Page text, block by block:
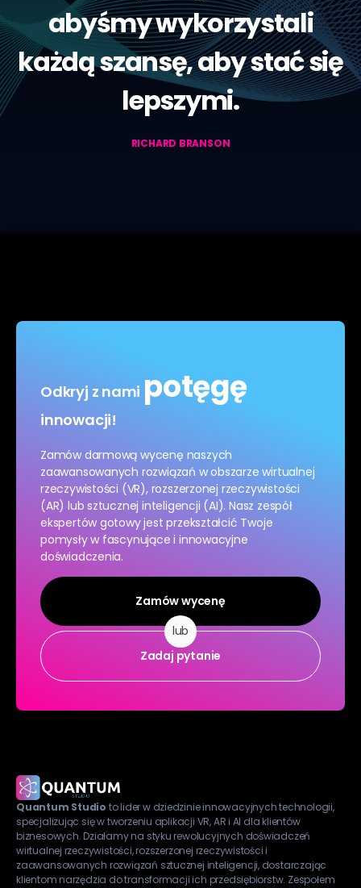
abyśmy wykorzystali
każdą szansę, aby stać się
lepszymi.
RICHARD BRANSON
Odkryj z nami potęgę
innowacji!
Zamów darmową wycenę naszych
zaawansowanych rozwiązań w obszarze wirtualnej
rzeczywistości (VR), rozszerzonej rzeczywistości
(AR) lub sztucznej inteligencji (AI). Nasz zespół
ekspertów gotowy jest przekształcić Twoje
pomysły w fascynujące i innowacyjne
doświadczenia.
Zamów wycenę
lub
Zadaj pytanie
Quantum Studio to lider w dziedzinie innowacyjnych technologii,
specjalizując się w tworzeniu aplikacji VR, AR i AI dla klientów
biznesowych. Działamy na styku rewolucyjnych doświadczeń
wirtualnej rzeczywistości, rozszerzonej rzeczywistości i
zaawansowanych rozwiązań sztucznej inteligencji, dostarczając
klientom narzędzia do transformacji ich przedsiębiorstw. Zespołem